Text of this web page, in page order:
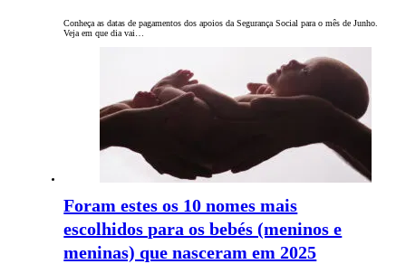
Conheça as datas de pagamentos dos apoios da Segurança Social para o mês de Junho.
Veja em que dia vai…
Foram estes os 10 nomes mais
escolhidos para os bebés (meninos e
meninas) que nasceram em 2025